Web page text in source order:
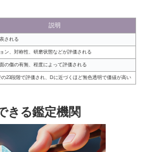
説明
される
ン、対称性、研磨状態などが評価される
の傷の有無、程度によって評価される
23段階で評価され、Dに近づくほど無色透明で価値が高い
きる鑑定機関